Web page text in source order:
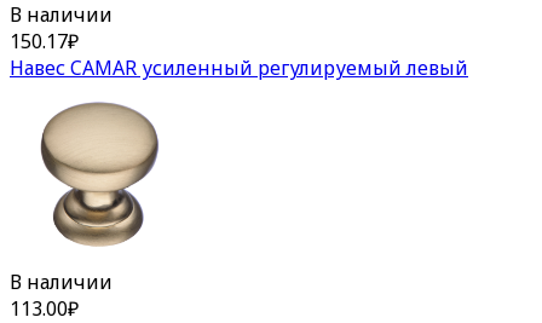
В наличии
150.17₽
Навес CAMAR усиленный регулируемый левый
В наличии
113.00₽